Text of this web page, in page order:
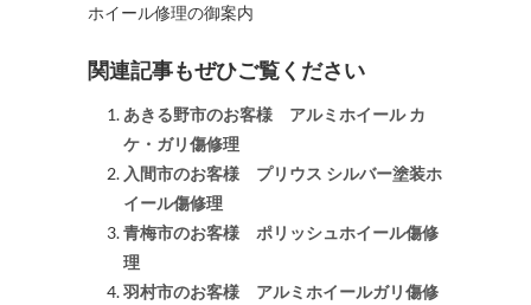
ホイール修理の御案内
関連記事もぜひご覧ください
あきる野市のお客様 アルミホイール カ
ケ・ガリ傷修理
入間市のお客様 プリウス シルバー塗装ホ
イール傷修理
青梅市のお客様 ポリッシュホイール傷修
理
羽村市のお客様 アルミホイールガリ傷修